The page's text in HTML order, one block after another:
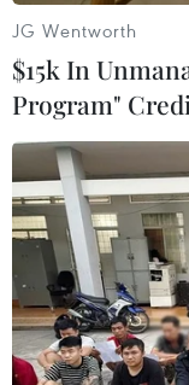
Ngày 26/6/2019,
một âm mưu đảo
từ bên ngoài, trong
cấp cao của Chính
JG Wentworth
$15k In
Program"